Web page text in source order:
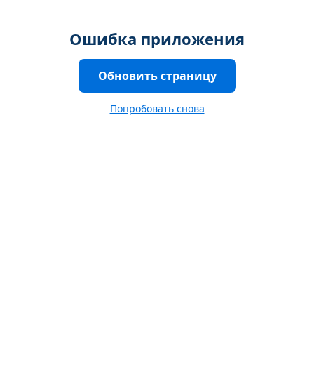
Ошибка приложения
Обновить страницу
Попробовать снова